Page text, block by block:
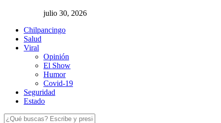
julio 30, 2026
Chilpancingo
Salud
Viral
Opinión
El Show
Humor
Covid-19
Seguridad
Estado